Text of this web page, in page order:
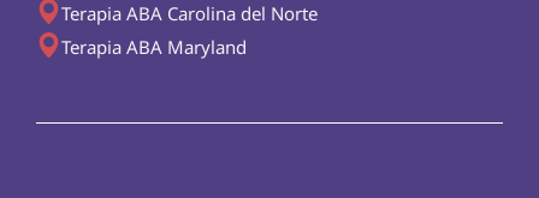
Terapia ABA Carolina del Norte
Terapia ABA Maryland